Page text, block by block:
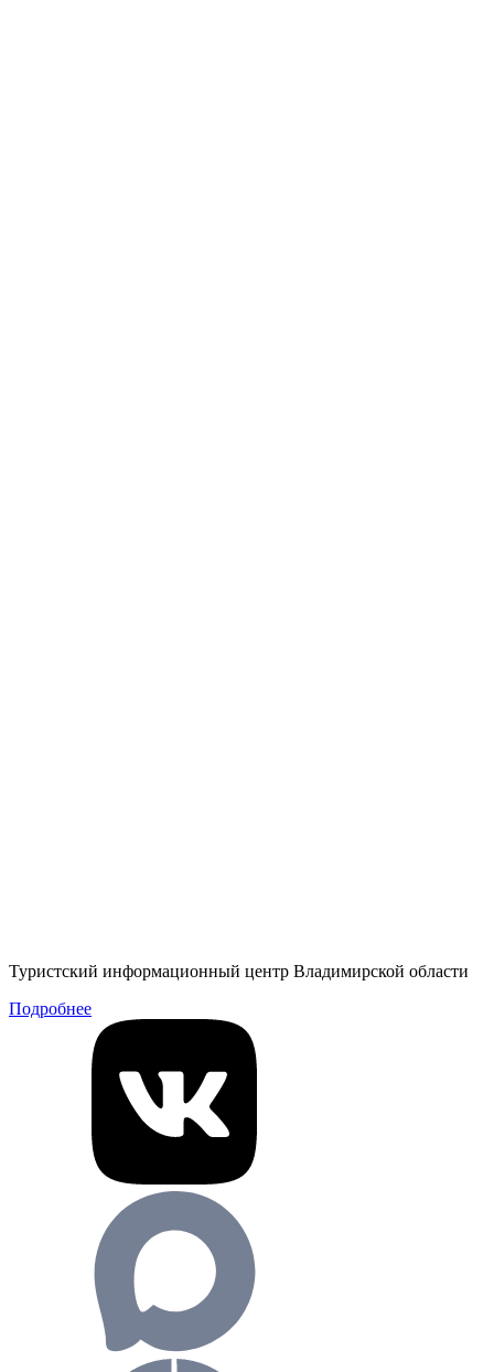
Туристский информационный центр Владимирской области
Подробнее